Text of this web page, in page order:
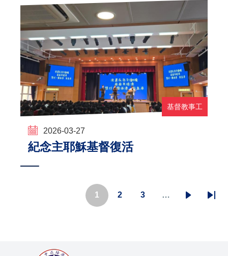
基督教事工
2026-03-27
紀念主耶穌基督復活
目
1 2 3 …
Last